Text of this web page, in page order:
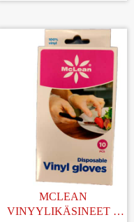
MCLEAN
VINYYLIKÄSINEET S